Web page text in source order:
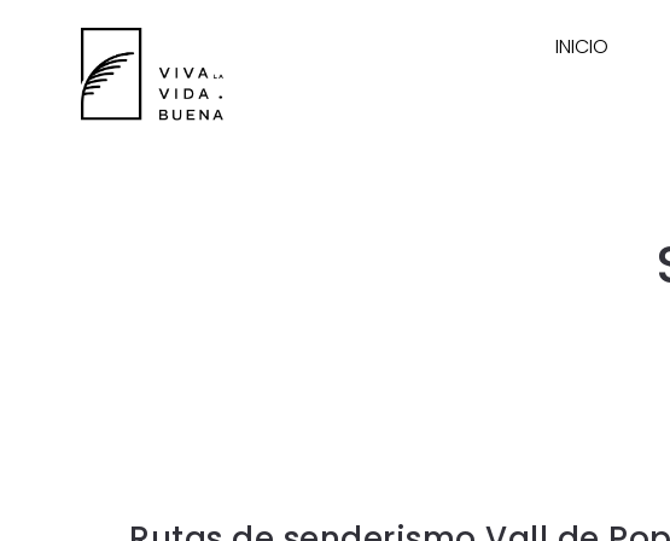
INICIO